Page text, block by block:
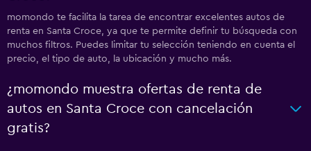
momondo te facilita la tarea de encontrar excelentes autos de
renta en Santa Croce, ya que te permite definir tu búsqueda con
muchos filtros. Puedes limitar tu selección teniendo en cuenta el
precio, el tipo de auto, la ubicación y mucho más.
¿momondo muestra ofertas de renta de
autos en Santa Croce con cancelación
gratis?